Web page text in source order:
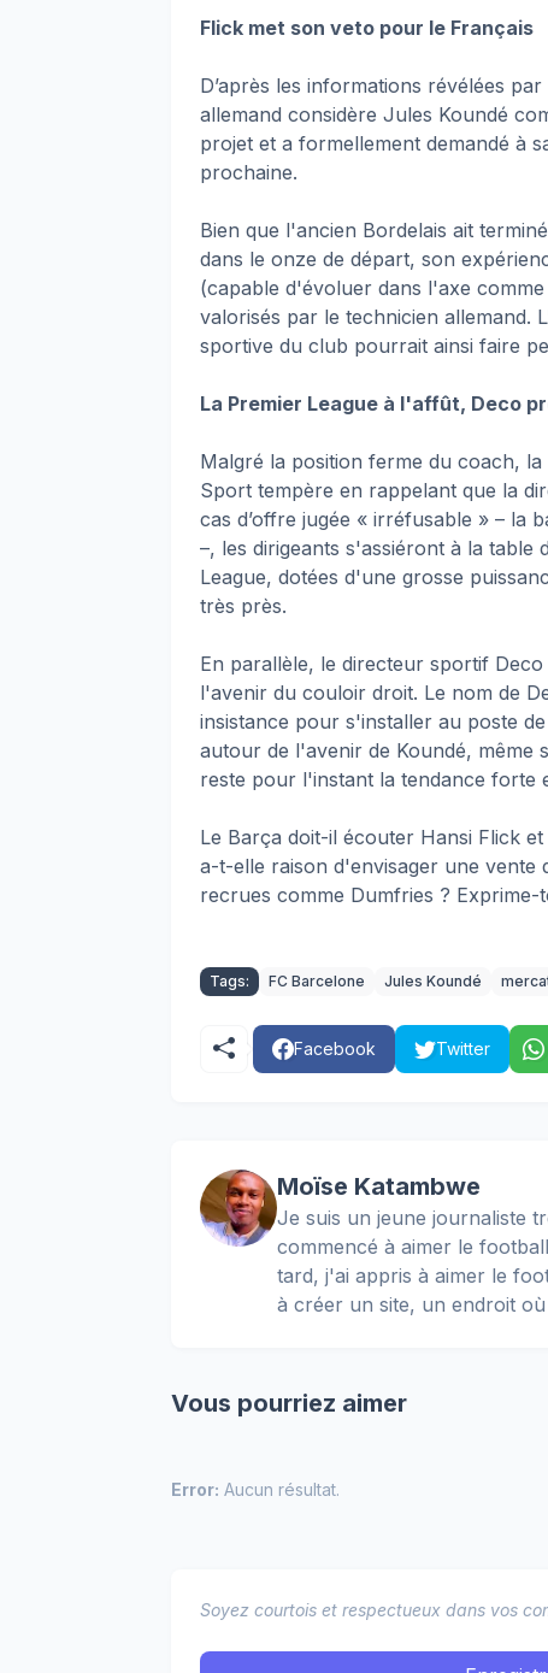
Flick met son veto pour le Français
D’après les informations révélées
allemand considère Jules Koundé
projet et a formellement demandé à
prochaine.
Bien que l'ancien Bordelais ait
dans le onze de départ, son
(capable d'évoluer dans l'axe
valorisés par le technicien allemand.
sportive du club pourrait ainsi faire
La Premier League à l'affût, Deco
Malgré la position ferme du coach,
Sport tempère en rappelant que la
cas d’offre jugée « irréfusable » – la
–, les dirigeants s'assiéront à la table
League, dotées d'une grosse
très près.
En parallèle, le directeur sportif
l'avenir du couloir droit. Le nom de
insistance pour s'installer au poste
autour de l'avenir de Koundé, même
reste pour l'instant la tendance forte
Le Barça doit-il écouter Hansi Flick
a-t-elle raison d'envisager une
recrues comme Dumfries ? Exprime-
Tags: FC Barcelone Jules Koundé
Facebook Twitter
Moïse Katambwe
Je suis un jeune journaliste
commencé à aimer le
tard, j'ai appris à aimer le
à créer un site, un endroit
Vous pourriez aimer
Error: Aucun résultat.
Soyez courtois et respectueux dans vos